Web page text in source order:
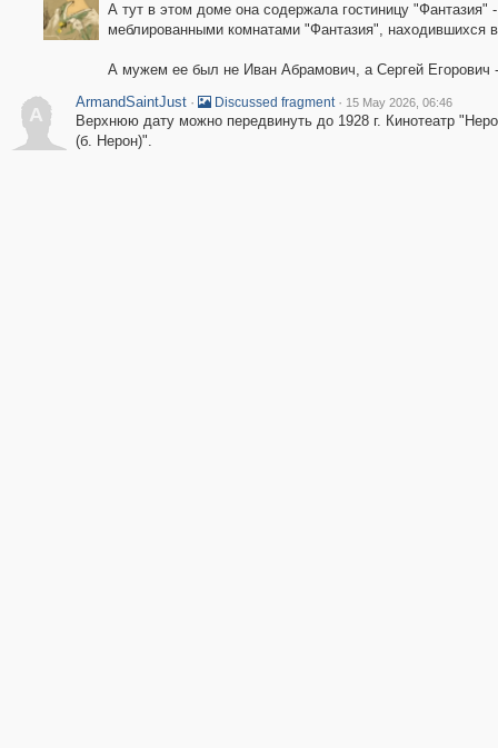
А тут в этом доме она содержала гостиницу
меблированными комнатами "Фантазия", находившихся
А мужем ее был не Иван Абрамович, а Сергей Егорович
A
ArmandSaintJust · Discussed fragment · 15 May 2026, 06:46
Верхнюю дату можно передвинуть до 1928 г. Кинотеатр
(б. Нерон)".